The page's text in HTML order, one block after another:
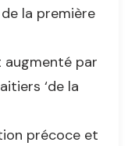
la première
par
‘de la
précoce et